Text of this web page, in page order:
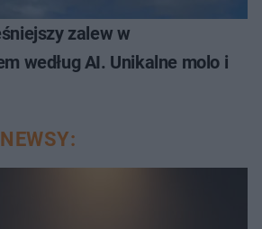
zalew w
według AI. Unikalne molo i